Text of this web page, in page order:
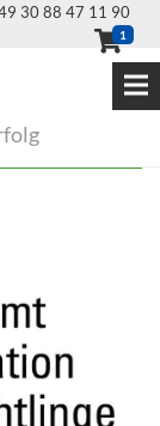
30 88 47 11 90
1